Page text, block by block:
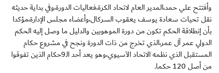
وأفتتح علي حمد،المدير العام لاتحاد الكرة،فعاليات الدورة،وفي بداية حديثه
نقل تحيات سعادة يوسف يعقوب السركال،وأعضاء مجلس الإدارة،مؤكدا
بأن إنطلاقة الحكم تكون من دورة الموهوبين والدليل ما وصل إليه الحكم
الدولي عمر آل عمر،الذي تخرج من ذات الدورة ونجح في مشروع حكام
المستقبل الذي نظمه الاتحاد الآسيوي،وهو يعد أحد الـ9حكام الذين تفوقوا
من أصل 120 حكما.